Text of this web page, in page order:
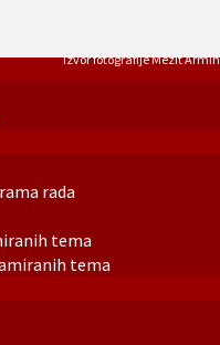
rada
tema
tema
Izvor fotografije Mezit Armin